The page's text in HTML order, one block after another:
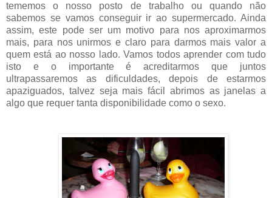
tememos o nosso posto de trabalho ou quando não
sabemos se vamos conseguir ir ao supermercado. Ainda
assim, este pode ser um motivo para nos aproximarmos
mais, para nos unirmos e claro para darmos mais valor a
quem está ao nosso lado. Vamos todos aprender com tudo
isto e o importante é acreditarmos que juntos
ultrapassaremos as dificuldades, depois de estarmos
apaziguados, talvez seja mais fácil abrimos as janelas a
algo que requer tanta disponibilidade como o sexo.